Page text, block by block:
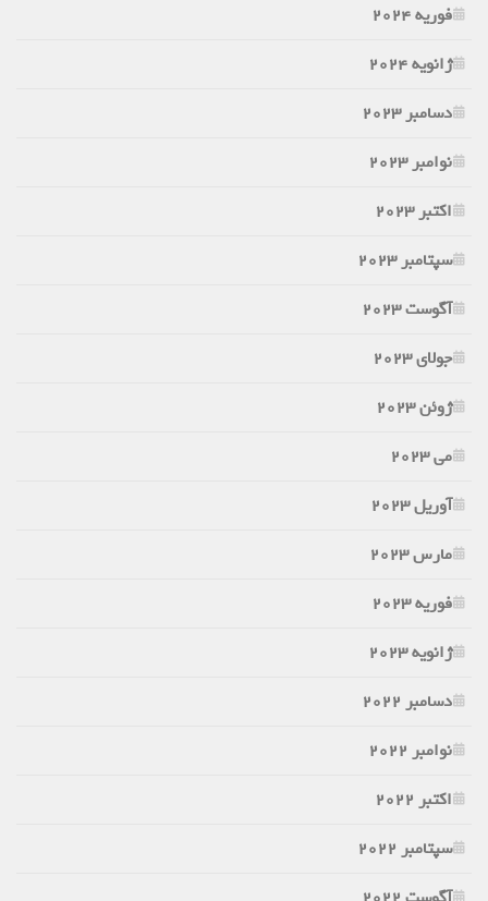
فوریه 2024
ژانویه 2024
دسامبر 2023
نوامبر 2023
اکتبر 2023
سپتامبر 2023
آگوست 2023
جولای 2023
ژوئن 2023
می 2023
آوریل 2023
مارس 2023
فوریه 2023
ژانویه 2023
دسامبر 2022
نوامبر 2022
اکتبر 2022
سپتامبر 2022